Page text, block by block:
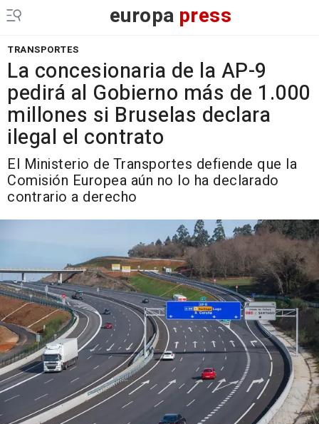
europa press
TRANSPORTES
La concesionaria de la AP-9
pedirá al Gobierno más de 1.000
millones si Bruselas declara
ilegal el contrato
El Ministerio de Transportes defiende que la
Comisión Europea aún no lo ha declarado
contrario a derecho